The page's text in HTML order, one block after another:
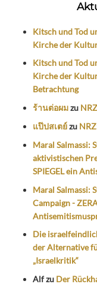
Kitsch und Tod
Kirche der
Kitsch und Tod
Kirche der
Betrachtung
ร้านต่อผมzu
แป๊ปสเตย์zu
Maral Salmassi:
aktivistischen
SPIEGEL ein
Maral Salmassi:
Campaign -
Die
der Alternative
„Israelkritik“
Alfzu Der